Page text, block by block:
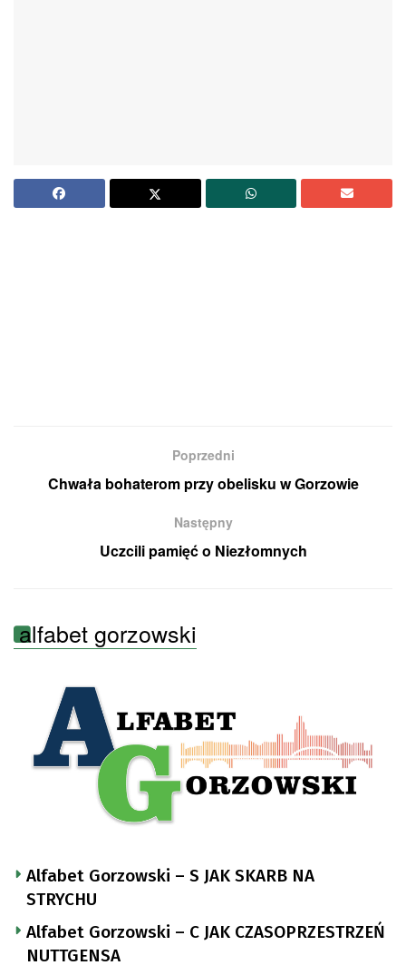
Poprzedni
Chwała bohaterom przy obelisku w Gorzowie
Następny
Uczcili pamięć o Niezłomnych
alfabet gorzowski
Alfabet Gorzowski – S JAK SKARB NA
STRYCHU
Alfabet Gorzowski – C JAK CZASOPRZESTRZEŃ
NUTTGENSA